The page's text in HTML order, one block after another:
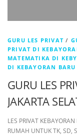
GURU LES PRIVAT /
PRIVAT DI
MATEMATIKA DI
DI KEBAYORAN BARU
GURU LES
JAKARTA
LES PRIVAT
RUMAH UNTUK TK, SD,